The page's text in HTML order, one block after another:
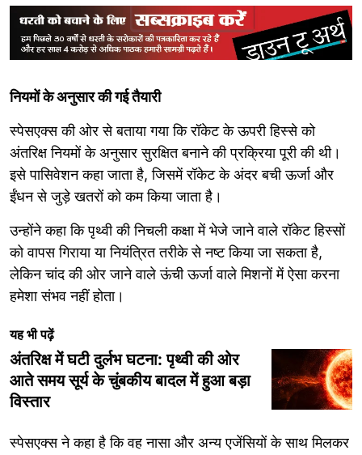
नियमों के अनुसार की गई तैयारी
स्पेसएक्स की ओर से बताया गया कि रॉकेट के ऊपरी हिस्से को
अंतरिक्ष नियमों के अनुसार सुरक्षित बनाने की प्रक्रिया पूरी की थी।
इसे पासिवेशन कहा जाता है, जिसमें रॉकेट के अंदर बची ऊर्जा और
ईंधन से जुड़े खतरों को कम किया जाता है।
उन्होंने कहा कि पृथ्वी की निचली कक्षा में भेजे जाने वाले रॉकेट हिस्सों
को वापस गिराया या नियंत्रित तरीके से नष्ट किया जा सकता है,
लेकिन चांद की ओर जाने वाले ऊंची ऊर्जा वाले मिशनों में ऐसा करना
हमेशा संभव नहीं होता।
यह भी पढ़ें
अंतरिक्ष में घटी दुर्लभ घटना: पृथ्वी की ओर
आते समय सूर्य के चुंबकीय बादल में हुआ बड़ा
विस्तार
स्पेसएक्स ने कहा है कि वह नासा और अन्य एजेंसियों के साथ मिलकर